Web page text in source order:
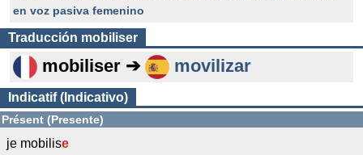
en voz pasiva femenino
Traducción mobiliser
mobiliser ➔ movilizar
Indicatif (Indicativo)
Présent (Presente)
je mobilise